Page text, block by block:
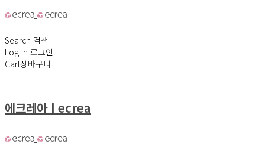
Search 검색
Log In 로그인
Cart장바구니
에크레아ㅣecrea